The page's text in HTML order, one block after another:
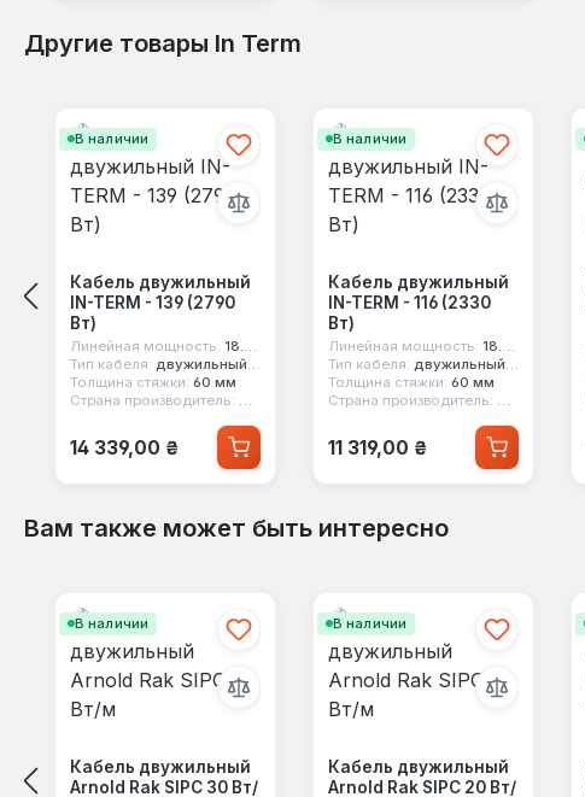
Другие товары In Term
В наличии
Кабель двужильный
IN-TERM - 139 (2790
Вт)
Линейная мощность: 18.5 вт/м
Тип кабеля: двужильный экранированный
Толщина стяжки: 60 мм
Страна производитель: Чехия
Обычная цена:
14 339,00 ₴
В наличии
Кабель двужильный
IN-TERM - 116 (2330
Вт)
Линейная мощность: 18.5 вт/м
Тип кабеля: двужильный экранированный
Толщина стяжки: 60 мм
Страна производитель: Чехия
Обычная цена:
11 319,00 ₴
Вам также может быть интересно
В наличии
Кабель двужильный
Arnold Rak SIPC 30 Вт/
В наличии
Кабель двужильный
Arnold Rak SIPC 20 Вт/